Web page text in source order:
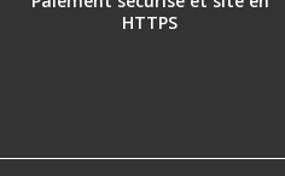
HTTPS